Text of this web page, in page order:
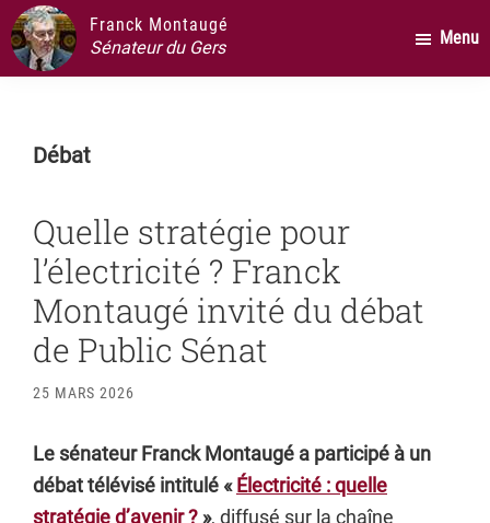
Passer
au
contenu
Passer
la
latérale
Passer
au
pied
page
Franck Montaugé
Sénateur du Gers
Menu
Débat
Quelle stratégie pour
l’électricité ? Franck
Montaugé invité du débat
de Public Sénat
25 MARS 2026
Le sénateur Franck Montaugé a participé à un
débat télévisé intitulé «Électricité : quelle
stratégie d’avenir ?», diffusé sur la chaîne